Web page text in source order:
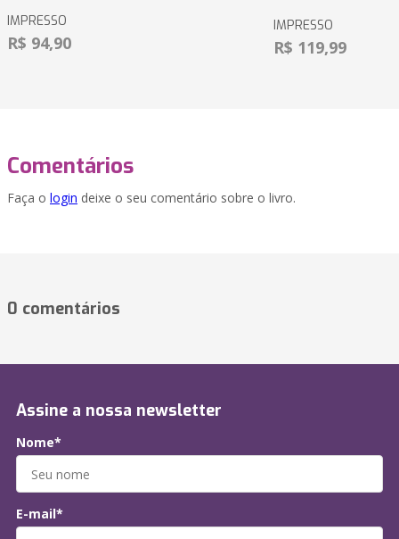
IMPRESSO
R$ 94,90
IMPRESSO
R$ 119,99
Comentários
Faça o login deixe o seu comentário sobre o livro.
0 comentários
Assine a nossa newsletter
Nome*
E-mail*